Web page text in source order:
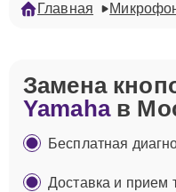
Главная
Замена
Yamahaв
Бесплатная
Доставка и прием